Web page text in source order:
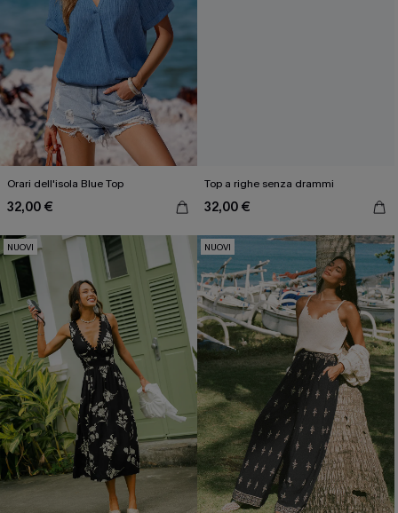
Orari dell'isola Blue Top
32,00 €
Top a righe senza drammi
32,00 €
NUOVI NUOVI